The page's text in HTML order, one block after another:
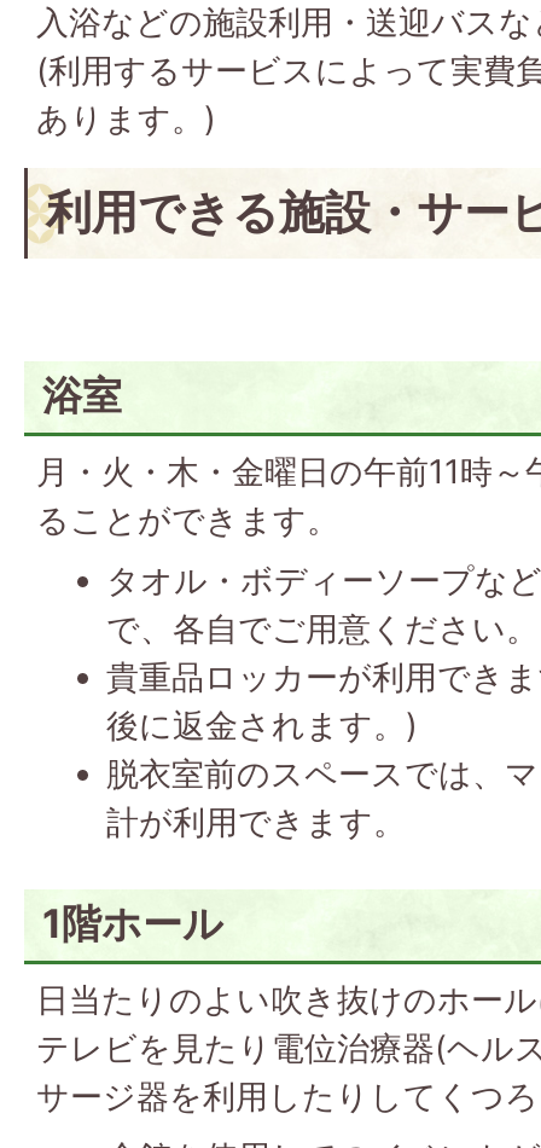
入浴などの施設利用・送迎バス
(利用するサービスによって実費
あります。)
利用できる施設・サー
浴室
月・火・木・金曜日の午前11時
ることができます。
タオル・ボディーソープな
で、各自でご用意ください。
貴重品ロッカーが利用でき
後に返金されます。)
脱衣室前のスペースでは、
計が利用できます。
1階ホール
日当たりのよい吹き抜けのホー
テレビを見たり電位治療器(ヘル
サージ器を利用したりしてくつ